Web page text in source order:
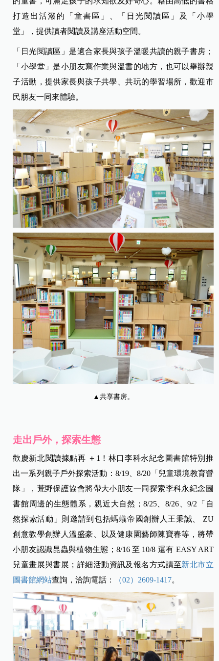
打造出活潑的「童書區」、「日光閱讀區」及「小學
堂」，提供讀者閱讀及講座活動空間。
「日光閱讀區」是適合家長與孩子溫暖共讀的親子書房；
「小學堂」是小朋友寫作業與溫書的地方，也可以舉辦親
子活動，提供家長與孩子共學、共玩的學習場所，歡迎市
民朋友一同來體驗。
▲共享書房。
走出戶外，探索生態
歡慶新北閱讀據點再 ＋1！林口李科永紀念圖書館特別推
出一系列親子戶外探索活動：8/19、8/20「兒童環境教育營
隊」，荒野保護協會將帶大小朋友一同探索李科永紀念圖
書館周邊的生態體系，親近大自然；8/25、8/26、9/2「自
然探索活動」則邀請到包括螞蟻帝國創辦人王秉誠、 ZU
創意教學創辦人溫盛豪、以及健康園藝師陳寶春等，將帶
小朋友認識昆蟲與植物生態；8/16 至 10/8 還有 EASY ART
兒童畫展與書展；詳細活動資訊及報名方式請至新北市立
圖書館網站查詢，洽詢電話： （02）2609-1417。